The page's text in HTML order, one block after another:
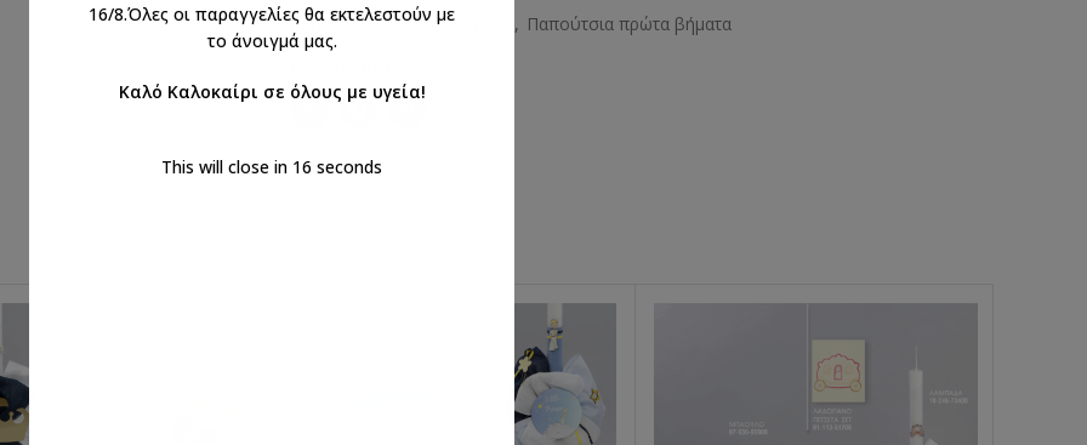
Ετικέτες:βάπτιση, , Παπούτσια πρώτα βήματα
16/8.Όλες οι παραγγελίες θα εκτελεστούν με
το άνοιγμά μας.
Καλό Καλοκαίρι σε όλους με υγεία!
This will close in 16 seconds